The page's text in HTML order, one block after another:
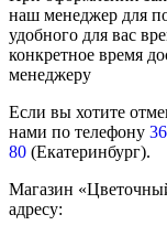
наш менеджер для
удобного для вас
конкретное время
менеджеру
Если вы хотите
нами по телефону
80 (Екатеринбург).
Магазин
адресу: